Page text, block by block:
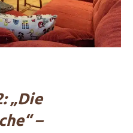
„Die
–